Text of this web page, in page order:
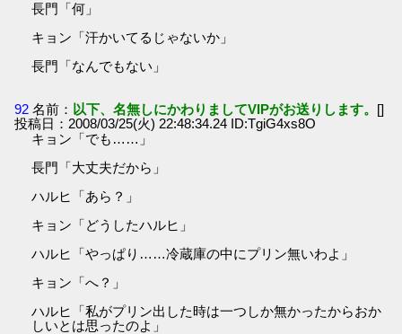
長門「何」
キョン「汗かいてるじゃないか」
長門「なんでもない」
92 名前： 以下、名無しにかわりましてVIPがお送りします。 []
投稿日：2008/03/25(火) 22:48:34.24 ID:TgiG4xs8O
キョン「でも……」
長門「大丈夫だから」
ハルヒ「あら？」
キョン「どうしたハルヒ」
ハルヒ「やっぱり……冷蔵庫の中にプリン無いわよ」
キョン「へ？」
ハルヒ「私がプリン出した時は一つしか無かったからおか
しいとは思ったのよ」